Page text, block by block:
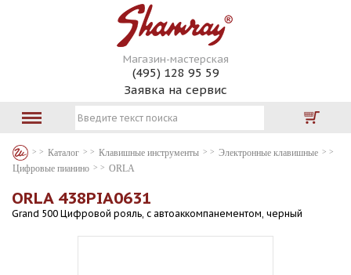
Магазин-мастерская
(495) 128 95 59
Заявка на сервис
Каталог Клавишные инструменты
Электронные клавишные
Цифровые пианино
ORLA
ORLA 438PIA0631
Grand 500 Цифровой рояль, с автоаккомпанементом, черный